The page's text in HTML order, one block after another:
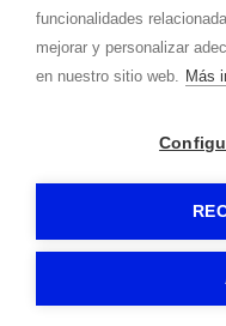
funcionalidades
mejorar y personalizar
en nuestro sitio web. Más
info@
C/ San Roque, 11
CASA
Política de cookies-